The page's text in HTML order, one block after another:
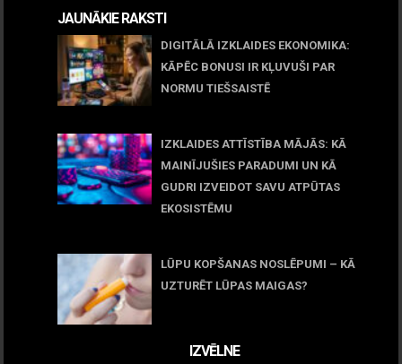
JAUNĀKIE RAKSTI
DIGITĀLĀ IZKLAIDES EKONOMIKA:
KĀPĒC BONUSI IR KĻUVUŠI PAR
NORMU TIEŠSAISTĒ
IZKLAIDES ATTĪSTĪBA MĀJĀS: KĀ
MAINĪJUŠIES PARADUMI UN KĀ
GUDRI IZVEIDOT SAVU ATPŪTAS
EKOSISTĒMU
LŪPU KOPŠANAS NOSLĒPUMI – KĀ
UZTURĒT LŪPAS MAIGAS?
IZVĒLNE